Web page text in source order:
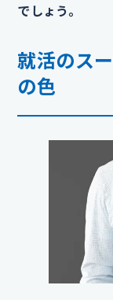
でしょう。
就活のス
の色